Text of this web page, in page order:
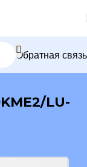
Обратная связь
LU-